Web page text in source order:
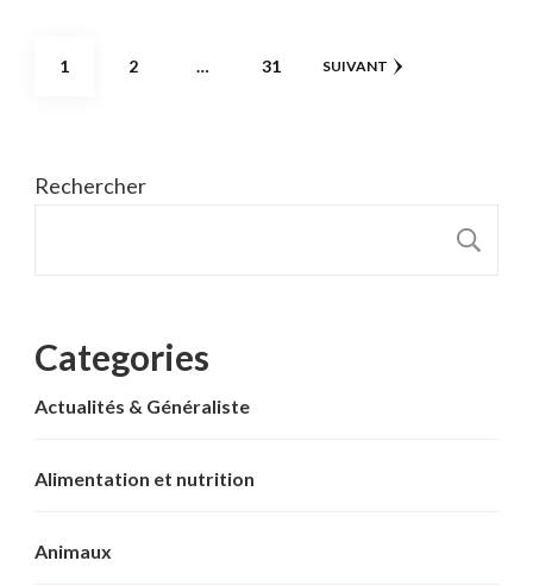
Pagination
PAGE
1 PAGE
2 … PAGE
31 SUIVANT
Rechercher
Categories
Actualités & Généraliste
Alimentation et nutrition
Animaux